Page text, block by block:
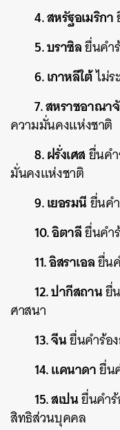
4. สหรัฐอเมริกา
5. บราซิลยื่นคำ
6. เกาหลีใต้ไม่ร
7. สหราชอาณา
ความมั่นคงแห่งชาติ
8. ฝรั่งเศสยื่นค
มั่นคงแห่งชาติ
9. เยอรมนียื่นค
10. อิตาลียื่นคำ
11. อิสราเอลยื่น
12. ปากีสถานยื่
ศาสนา
13. จีนยื่นคำร้อ
14. แคนาดายื่น
15. สเปนยื่นคำร้
สิทธิส่วนบุคคล